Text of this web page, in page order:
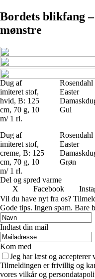
Bordets blikfang
mønstre
Dug af
imiteret stof,
hvid, B: 125
cm, 70 g, 10
m/ 1 rl.
Rosendahl
Easter
Gul
Dug af
imiteret stof,
creme, B: 125
cm, 70 g, 10
m/ 1 rl.
Rosendahl
Easter
Grøn
Del og spred varme
X
Facebook
Vil du have nyt fra os?
Gode tips. Ingen spam. Bare
Indtast din mail
Kom med
Jeg har læst og accepterer
Tilmeldingen er frivillig og
vores vilkår og